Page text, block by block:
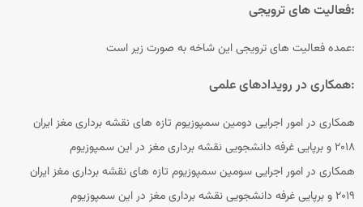
فعالیت های ترویجی:
عمده فعالیت های ترویجی این شاخه به صورت زیر است:
همکاری در رویدادهای علمی:
همکاری در امور اجرایی دومین سمپوزیوم تازه های نقشه برداری مغز ایران
۲۰۱۸ و برپایی غرفه دانشجویی نقشه برداری مغز در این سمپوزیوم
همکاری در امور اجرایی سومین سمپوزیوم تازه های نقشه برداری مغز ایران
۲۰۱۹ و برپایی غرفه دانشجویی نقشه برداری مغز در این سمپوزیوم